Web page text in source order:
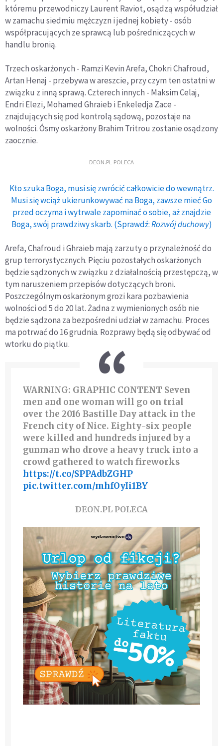
któremu przewodniczy Laurent Raviot, osądzą współudział
w zamachu siedmiu mężczyzn i jednej kobiety - osób
współpracujących ze sprawcą lub pośredniczących w
handlu bronią.
Trzech oskarżonych - Ramzi Kevin Arefa, Chokri Chafroud,
Artan Henaj - przebywa w areszcie, przy czym ten ostatni w
związku z inną sprawą. Czterech innych - Maksim Celaj,
Endri Elezi, Mohamed Ghraieb i Enkeledja Zace -
znajdujących się pod kontrolą sądową, pozostaje na
wolności. Ósmy oskarżony Brahim Tritrou zostanie osądzony
zaocznie.
DEON.PL POLECA
Kto szuka Boga, musi się zwrócić całkowicie do wewnątrz.
Musi się wciąż ukierunkowywać na Boga, zawsze mieć Go
przed oczyma i wytrwale zapominać o sobie, aż znajdzie
Boga, swój prawdziwy skarb. (Sprawdź:Rozwój duchowy)
Arefa, Chafroud i Ghraieb mają zarzuty o przynależność do
grup terrorystycznych. Pięciu pozostałych oskarżonych
będzie sądzonych w związku z działalnością przestępczą, w
tym naruszeniem przepisów dotyczących broni.
Poszczególnym oskarżonym grozi kara pozbawienia
wolności od 5 do 20 lat. Żadna z wymienionych osób nie
będzie sądzona za bezpośredni udział w zamachu. Proces
ma potrwać do 16 grudnia. Rozprawy będą się odbywać od
wtorku do piątku.
WARNING: GRAPHIC CONTENT Seven
men and one woman will go on trial
over the 2016 Bastille Day attack in the
French city of Nice. Eighty-six people
were killed and hundreds injured by a
gunman who drove a heavy truck into a
crowd gathered to watch fireworks
https://t.co/SPPAdbZGHP
pic.twitter.com/mhfOyIi1BY
DEON.PL POLECA